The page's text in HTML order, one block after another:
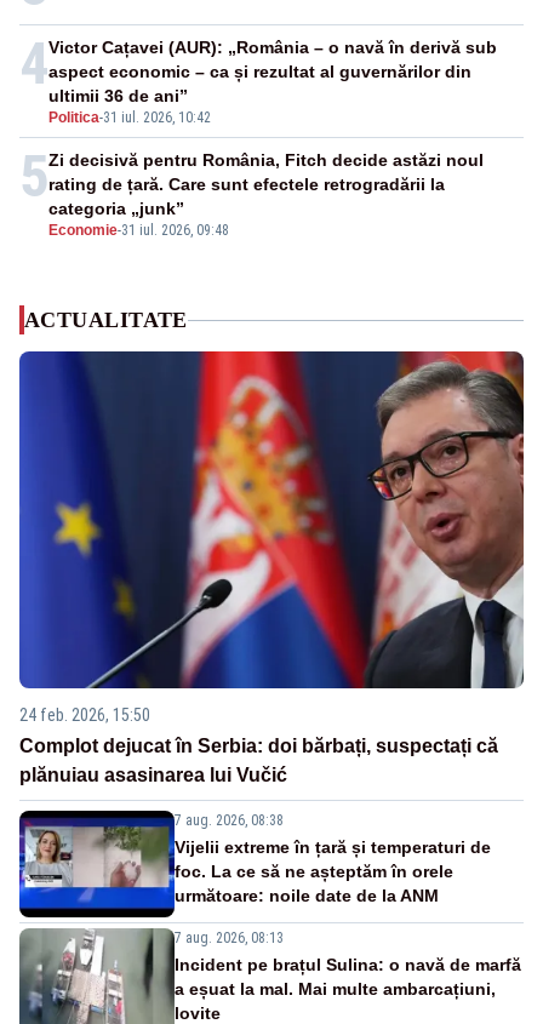
4
Politica-31 iul. 2026, 10:42
Victor Cațavei (AUR): „România – o navă în derivă sub
aspect economic – ca și rezultat al guvernărilor din
ultimii 36 de ani”
5
Economie-31 iul. 2026, 09:48
Zi decisivă pentru România, Fitch decide astăzi noul
rating de țară. Care sunt efectele retrogradării la
categoria „junk”
ACTUALITATE
24 feb. 2026, 15:50
Complot dejucat în Serbia: doi bărbați, suspectați că
plănuiau asasinarea lui Vučić
7 aug. 2026, 08:38
Vijelii extreme în țară și temperaturi de
foc. La ce să ne așteptăm în orele
următoare: noile date de la ANM
7 aug. 2026, 08:13
Incident pe brațul Sulina: o navă de marfă
a eșuat la mal. Mai multe ambarcațiuni,
lovite